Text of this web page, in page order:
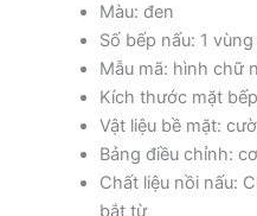
Màu: đen
Số bếp nấu: 1
Mẫu mã: hình chữ
Kích thước mặt
Vật liệu bề mặt:
Bảng điều chỉnh: cơ
Chất liệu nồi nấu:
bắt từ